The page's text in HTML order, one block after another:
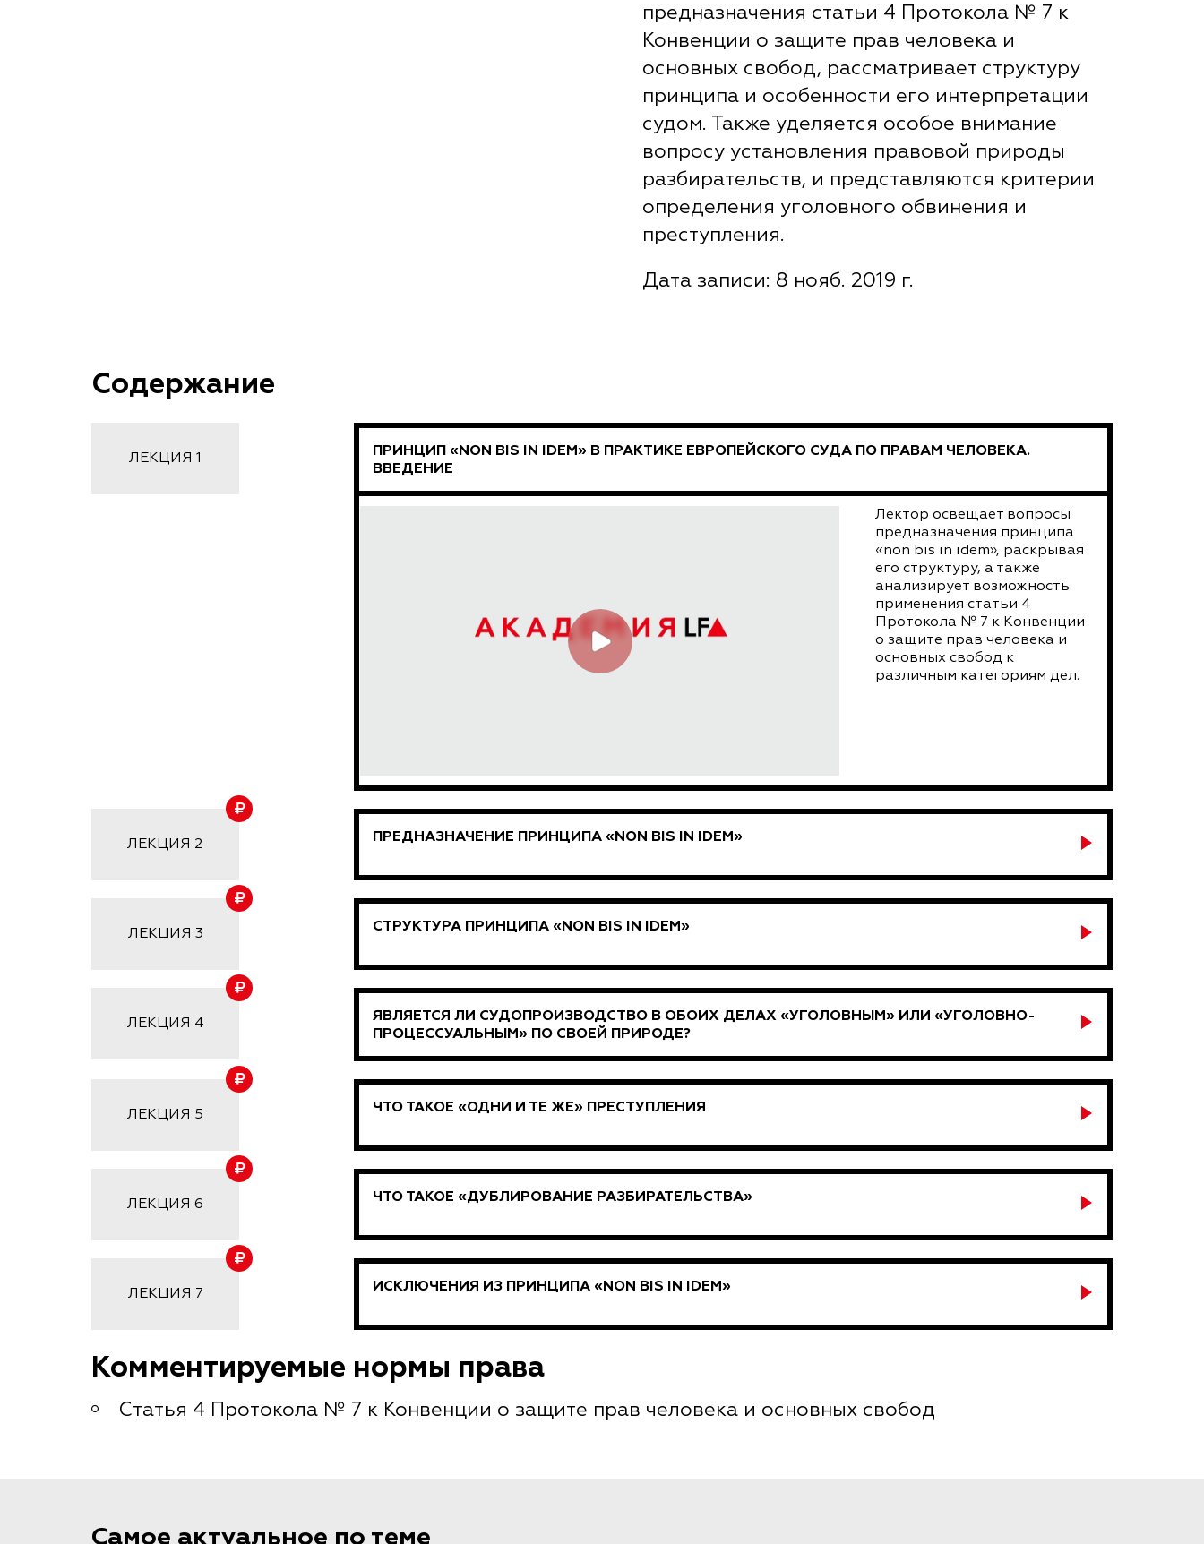
предназначения статьи 4 Протокола № 7 к
Конвенции о защите прав человека и
основных свобод, рассматривает структуру
принципа и особенности его интерпретации
судом. Также уделяется особое внимание
вопросу установления правовой природы
разбирательств, и представляются критерии
определения уголовного обвинения и
преступления.
Дата записи: 8 нояб. 2019 г.
Содержание
ЛЕКЦИЯ 1
ПРИНЦИП «NON BIS IN IDEM» В ПРАКТИКЕ ЕВРОПЕЙСКОГО СУДА ПО ПРАВАМ ЧЕЛОВЕКА.
ВВЕДЕНИЕ
Лектор освещает вопросы
предназначения принципа
«non bis in idem», раскрывая
его структуру, а также
анализирует возможность
применения статьи 4
Протокола № 7 к Конвенции
о защите прав человека и
основных свобод к
различным категориям дел.
ЛЕКЦИЯ 2 ПРЕДНАЗНАЧЕНИЕ ПРИНЦИПА «NON BIS IN IDEM»
ЛЕКЦИЯ 3 СТРУКТУРА ПРИНЦИПА «NON BIS IN IDEM»
ЛЕКЦИЯ 4
ЯВЛЯЕТСЯ ЛИ СУДОПРОИЗВОДСТВО В ОБОИХ ДЕЛАХ «УГОЛОВНЫМ» ИЛИ «УГОЛОВНО-
ПРОЦЕССУАЛЬНЫМ» ПО СВОЕЙ ПРИРОДЕ?
ЛЕКЦИЯ 5 ЧТО ТАКОЕ «ОДНИ И ТЕ ЖЕ» ПРЕСТУПЛЕНИЯ
ЛЕКЦИЯ 6 ЧТО ТАКОЕ «ДУБЛИРОВАНИЕ РАЗБИРАТЕЛЬСТВА»
ЛЕКЦИЯ 7 ИСКЛЮЧЕНИЯ ИЗ ПРИНЦИПА «NON BIS IN IDEM»
Комментируемые нормы права
Статья 4 Протокола № 7 к Конвенции о защите прав человека и основных свобод
Самое актуальное по теме